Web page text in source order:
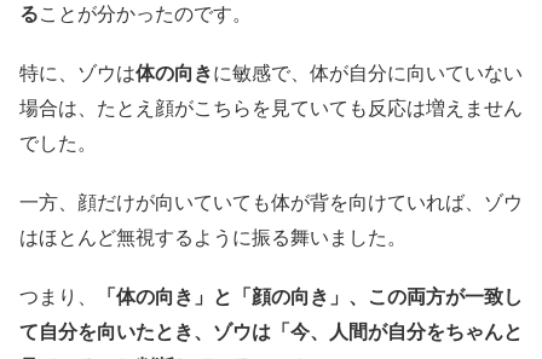
ることが分かったのです。
特に、ゾウは体の向きに敏感で、体が自分に向いていない
場合は、たとえ顔がこちらを見ていても反応は増えません
でした。
一方、顔だけが向いていても体が背を向けていれば、ゾウ
はほとんど無視するように振る舞いました。
つまり、
「体の向き」と「顔の向き」、この両方が一致し
て自分を向いたとき、ゾウは「今、人間が自分をちゃんと